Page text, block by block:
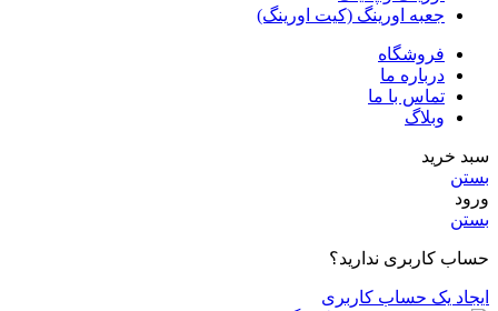
جعبه اورینگ (کیت اورینگ)
فروشگاه
درباره ما
تماس با ما
وبلاگ
سبد خرید
بستن
ورود
بستن
حساب کاربری ندارید؟
ایجاد یک حساب کاربری